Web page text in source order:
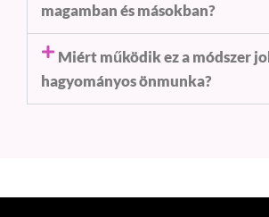
magamban és másokban?
Miért működik ez a módszer
hagyományos önmunka?